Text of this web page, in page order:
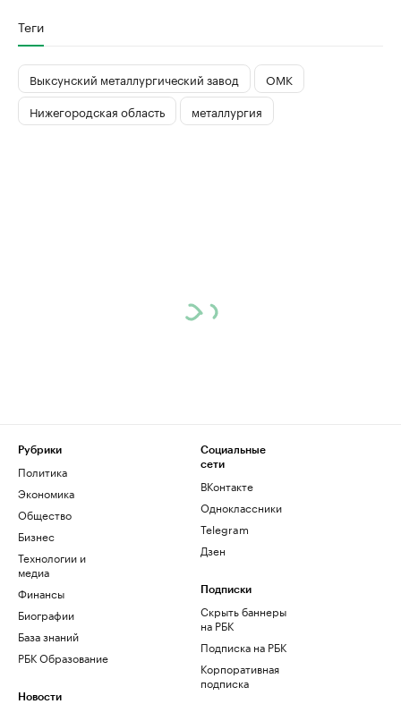
Теги
Выксунский металлургический завод
ОМК
Нижегородская область
металлургия
Рубрики
Политика
Экономика
Общество
Бизнес
Технологии и
медиа
Финансы
Биографии
База знаний
РБК Образование
Новости
Социальные
сети
ВКонтакте
Одноклассники
Telegram
Дзен
Подписки
Скрыть баннеры
на РБК
Подписка на РБК
Корпоративная
подписка